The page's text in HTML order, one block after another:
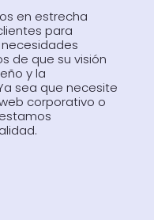
en estrecha
para
de que su visión
y la
sea que necesite
corporativo o